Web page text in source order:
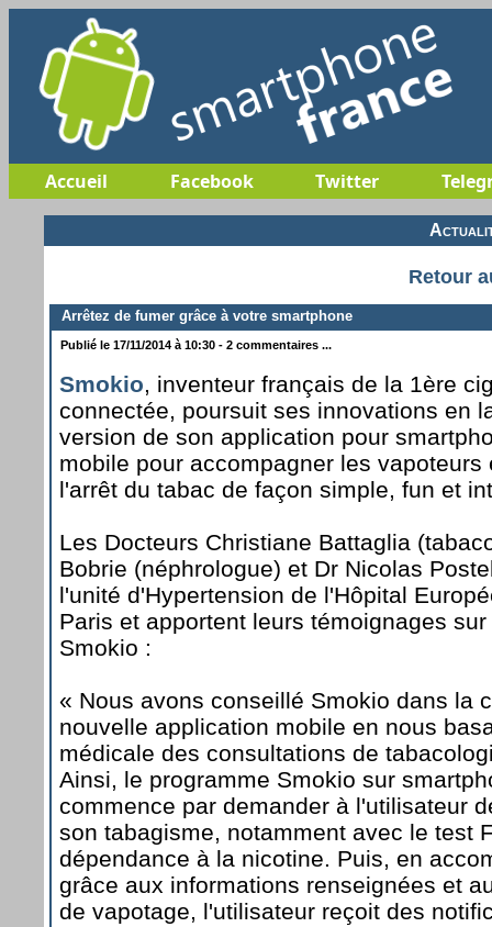
Accueil Facebook Twitter
Retour
Arrêtez de fumer grâce à votre smartphone
Publié le 17/11/2014 à 10:30 - 2 commentaires ...
Smokio, inventeur français de la 1ère
connectée, poursuit ses innovations en
version de son application pour
mobile pour accompagner les vapoteurs
l'arrêt du tabac de façon simple, fun et
Les Docteurs Christiane Battaglia
Bobrie (néphrologue) et Dr Nicolas
l'unité d'Hypertension de l'Hôpital
Paris et apportent leurs témoignages
Smokio :
« Nous avons conseillé Smokio dans la
nouvelle application mobile en nous
médicale des consultations de
Ainsi, le programme Smokio sur
commence par demander à l'utilisateur
son tabagisme, notamment avec le test
dépendance à la nicotine. Puis, en
grâce aux informations renseignées et
de vapotage, l'utilisateur reçoit des